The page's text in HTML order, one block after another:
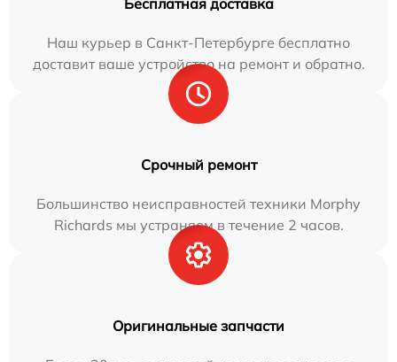
Наш курьер в Санкт-Петербурге бесплатно
доставит ваше устройство на ремонт и обратно.
Срочный ремонт
Большинство неисправностей техники Morphy
Richards мы устраняем в течение 2 часов.
Оригинальные запчасти